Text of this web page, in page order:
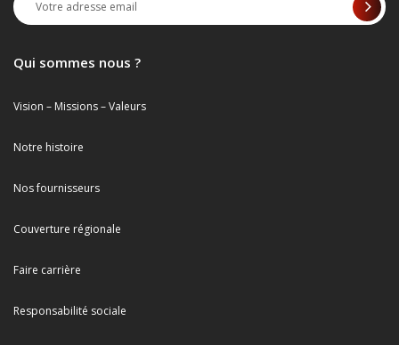
Qui sommes nous ?
Vision – Missions – Valeurs
Notre histoire
Nos fournisseurs
Couverture régionale
Faire carrière
Responsabilité sociale